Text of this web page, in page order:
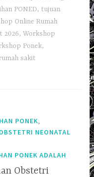
PONED, tujuan
Online Rumah
2026,Workshop
Ponek,
sakit
PONEK,
NEONATAL
PONEK ADALAH
Obstetri